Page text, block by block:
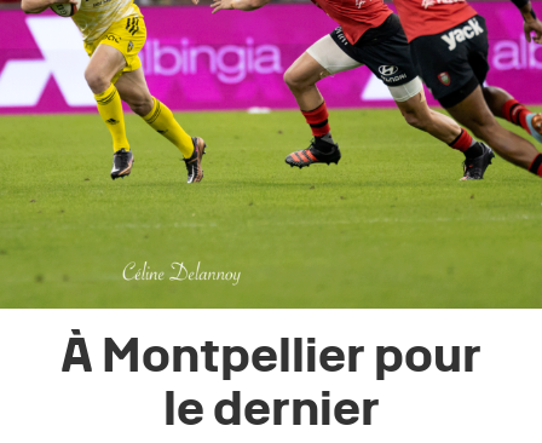
À Montpellier pour
le dernier